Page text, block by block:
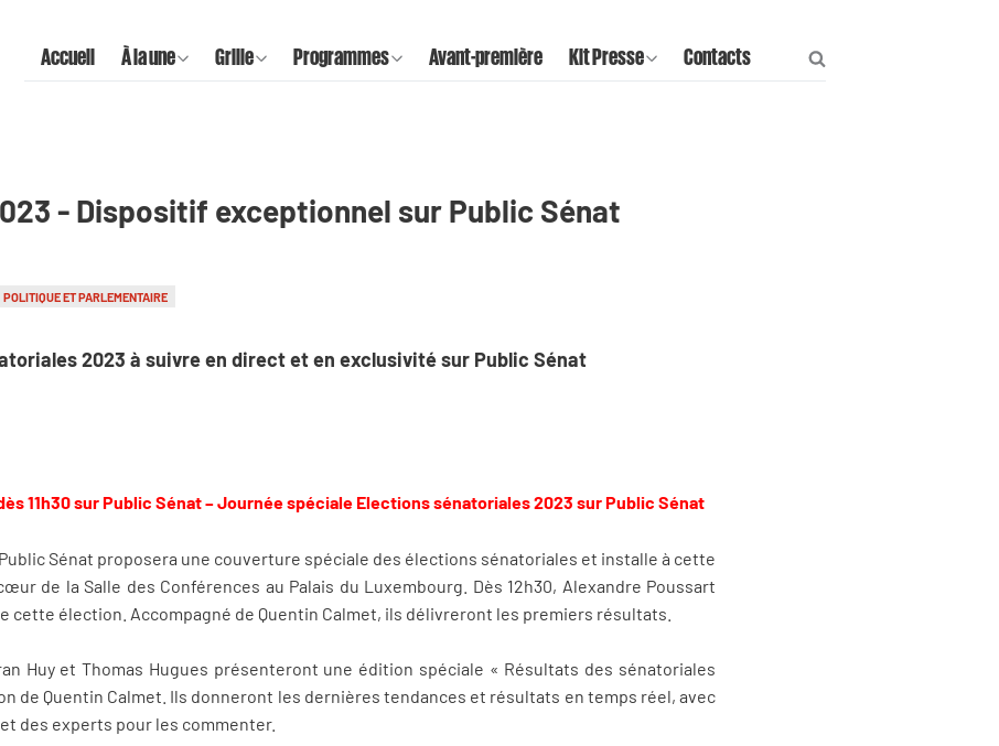
Accueil À la une Grille Programmes Avant-première Kit Presse Contacts
- Dispositif exceptionnel sur Public Sénat
POLITIQUE ET PARLEMENTAIRE
2023 à suivre en direct et en exclusivité sur Public Sénat
11h30 sur Public Sénat – Journée spéciale Elections sénatoriales 2023 sur Public Sénat
Sénat proposera une couverture spéciale des élections sénatoriales et installe à cette
de la Salle des Conférences au Palais du Luxembourg. Dès 12h30, Alexandre Poussart
cette élection. Accompagné de Quentin Calmet, ils délivreront les premiers résultats.
Huy et Thomas Hugues présenteront une édition spéciale « Résultats des sénatoriales
de Quentin Calmet. Ils donneront les dernières tendances et résultats en temps réel, avec
des experts pour les commenter.